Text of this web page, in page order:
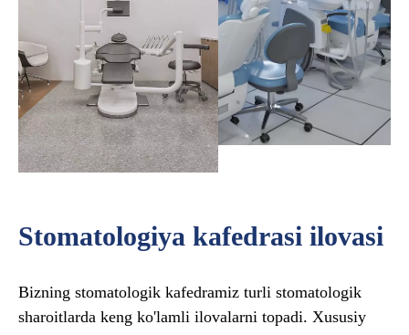
Stomatologiya kafedrasi ilovasi
Bizning stomatologik kafedramiz turli stomatologik
sharoitlarda keng ko'lamli ilovalarni topadi. Xususiy